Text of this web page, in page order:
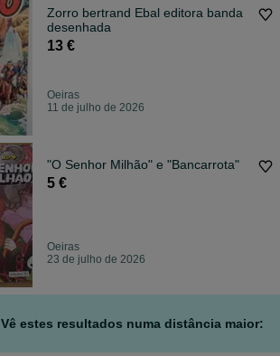
Zorro bertrand Ebal editora banda
desenhada
13 €
Oeiras
11 de julho de 2026
"O Senhor Milhão" e "Bancarrota"
5 €
Oeiras
23 de julho de 2026
Vê estes resultados numa distância maior: